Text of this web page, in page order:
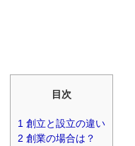
目次
1 創立と設立の違い
2 創業の場合は？